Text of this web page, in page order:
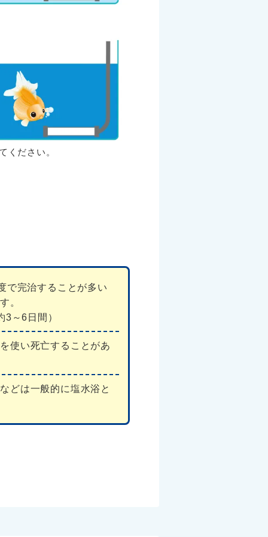
ください。
で完治することが多い
。
～6日間）
使い死亡することがあ
どは一般的に塩水浴と